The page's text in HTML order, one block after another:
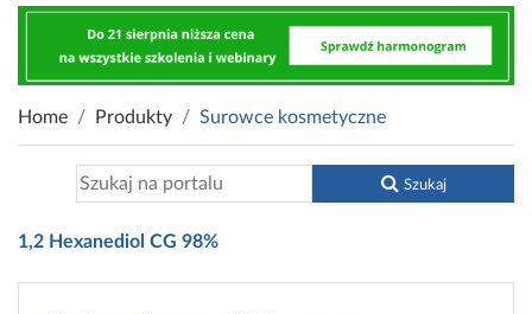
Home Produkty Surowce kosmetyczne
1,2 Hexanediol CG 98%
Szukaj